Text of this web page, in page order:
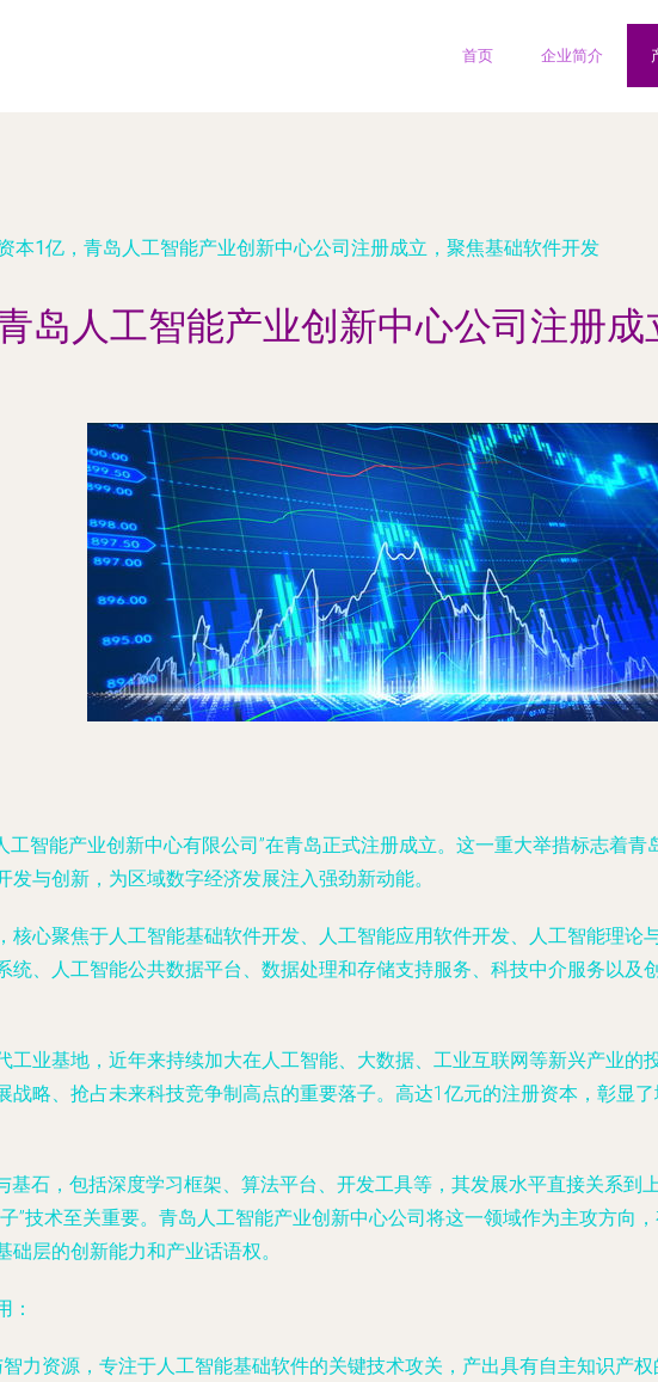
首页 企业简介
本1亿，青岛人工智能产业创新中心公司注册成立，聚焦基础软件开发
岛人工智能产业创新中心公司注册
智能产业创新中心有限公司”在青岛正式注册成立。这一重大举措标志着
与创新，为区域数字经济发展注入强劲新动能。
核心聚焦于人工智能基础软件开发、人工智能应用软件开发、人工智能理论
统、人工智能公共数据平台、数据处理和存储支持服务、科技中介服务以
工业基地，近年来持续加大在人工智能、大数据、工业互联网等新兴产业的
战略、抢占未来科技竞争制高点的重要落子。高达1亿元的注册资本，彰显
基石，包括深度学习框架、算法平台、开发工具等，其发展水平直接关系
”技术至关重要。青岛人工智能产业创新中心公司将这一领域作为主攻方向
层的创新能力和产业话语权。
：
智力资源，专注于人工智能基础软件的关键技术攻关，产出具有自主知识产权